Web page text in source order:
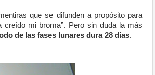
que se difunden a propósito para
mi broma”. Pero sin duda la más
de las fases lunares dura 28 días.